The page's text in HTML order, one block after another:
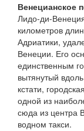
Венецианское
Лидо-ди-
километров
Адриатики,
Венеции. Его
единственным
вытянутый
кстати,
одной из
сюда из центра
водном такси.